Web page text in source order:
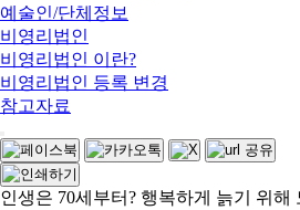
예술인/단체정보
비영리법인
비영리법인 이란?
비영리법인 등록 변경
참고자료
인생은 70세부터? 행복하게 늙기 위해